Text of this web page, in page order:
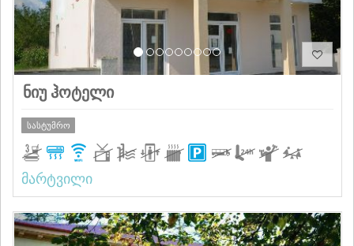
ნიუ ჰოტელი
სასტუმრო
მარტვილი
Previous Next